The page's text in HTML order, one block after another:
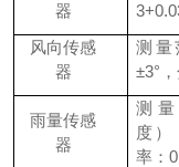
器
风向传感
器
测量
±3°
雨量传感
器
测
度
率：